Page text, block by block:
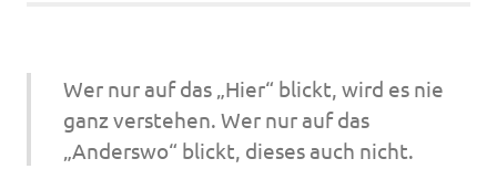
Wer nur auf das „Hier“ blickt, wird es nie
ganz verstehen. Wer nur auf das
„Anderswo“ blickt, dieses auch nicht.